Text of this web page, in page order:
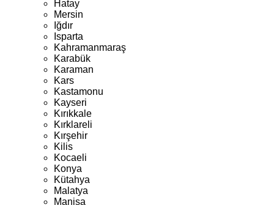
Hatay
Mersin
Iğdır
Isparta
Kahramanmaraş
Karabük
Karaman
Kars
Kastamonu
Kayseri
Kırıkkale
Kırklareli
Kırşehir
Kilis
Kocaeli
Konya
Kütahya
Malatya
Manisa